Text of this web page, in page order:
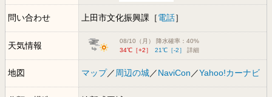
問い合わせ 上田市文化振興課［電話］
天気情報
08/10（月） 降水確率：40%
34℃［+2］
21℃［-2］ 詳細
地図 マップ／ 周辺の城／NaviCon ／Yahoo!カーナビ